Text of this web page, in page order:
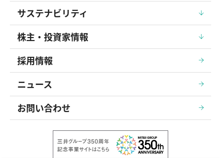
サステナビリティ
株主・投資家情報
採用情報
ニュース
お問い合わせ